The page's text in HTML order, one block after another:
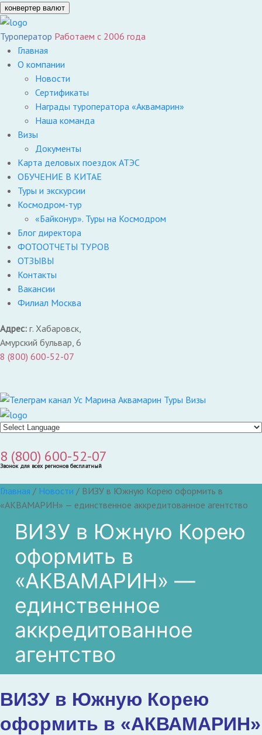
конвертер валют
Туроператор Работаем с 2006 года
Главная
О компании
Новости
Сертификаты
Награды туроператора «Аквамарин»
Наша команда
Визы
Документы
Карта деловых поездок АТЭС
ОБУЧЕНИЕ В КИТАЕ
Туры и экскурсии
Космодром-тур
«Байконур». Туры на Космодром
Блог директора
ФОТООТЧЕТЫ ТУРОВ
ОТЗЫВЫ
Контакты
Вакансии
Филиал Москва
Адрес: г. Хабаровск,
Амурский бульвар, 6
8 (800) 600-52-07
8 (800) 600-52-07
Звонок для всех регионов бесплатный
Главная / Новости / ВИЗУ в Южную Корею оформить в
«АКВАМАРИН» — единственное аккредитованное агентство
ВИЗУ в Южную Корею
оформить в
«АКВАМАРИН» —
единственное
аккредитованное
агентство
ВИЗУ в Южную Корею
оформить в «АКВАМАРИН»